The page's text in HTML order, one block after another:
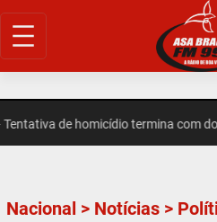
Pular
para
de homicídio termina com
Nacional > Notícias >